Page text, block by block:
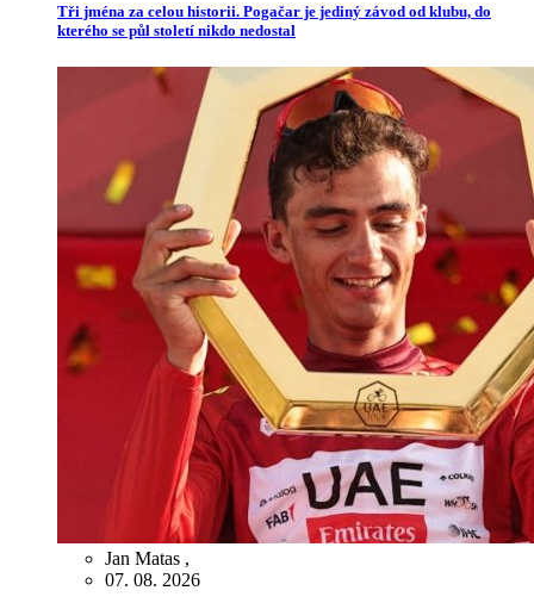
Tři jména za celou historii. Pogačar je jediný závod od klubu, do
kterého se půl století nikdo nedostal
Jan Matas ,
07. 08. 2026